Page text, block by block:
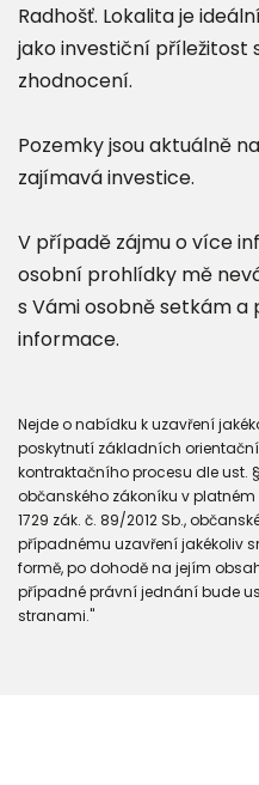
Radhošť. Lokalita je
jako investiční příležitost
zhodnocení.
Pozemky jsou aktuálně
zajímavá investice.
V případě zájmu o více
osobní prohlídky mě
s Vámi osobně setkám
informace.
Nejde o nabídku k uzavření
poskytnutí základních
kontraktačního procesu dle ust. §
občanského zákoníku v
1729 zák. č. 89/2012 Sb.,
případnému uzavření jakékoliv
formě, po dohodě na jejím
případné právní jednání bude
stranami."